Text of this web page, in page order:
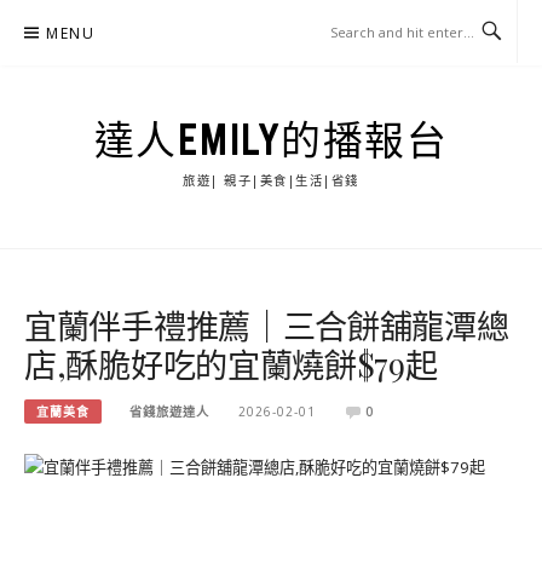
MENU
達人EMILY的播報台
旅遊| 親子|美食|生活|省錢
宜蘭伴手禮推薦｜三合餅舖龍潭總
店,酥脆好吃的宜蘭燒餅$79起
宜蘭美食 省錢旅遊達人 2026-02-01 0